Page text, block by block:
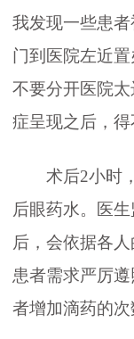
我发现一些患
门到医院左近
不要分开医院
症呈现之后，得
术后2小时
后眼药水。医
后，会依据各
患者需求严厉
者增加滴药的次